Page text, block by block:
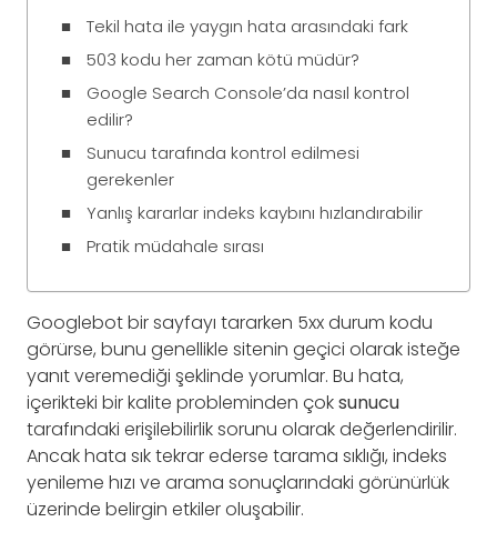
Tekil hata ile yaygın hata arasındaki fark
503 kodu her zaman kötü müdür?
Google Search Console’da nasıl kontrol
edilir?
Sunucu tarafında kontrol edilmesi
gerekenler
Yanlış kararlar indeks kaybını hızlandırabilir
Pratik müdahale sırası
Googlebot bir sayfayı tararken 5xx durum kodu
görürse, bunu genellikle sitenin geçici olarak isteğe
yanıt veremediği şeklinde yorumlar. Bu hata,
içerikteki bir kalite probleminden çoksunucu
tarafındaki erişilebilirlik sorunu olarak değerlendirilir.
Ancak hata sık tekrar ederse tarama sıklığı, indeks
yenileme hızı ve arama sonuçlarındaki görünürlük
üzerinde belirgin etkiler oluşabilir.